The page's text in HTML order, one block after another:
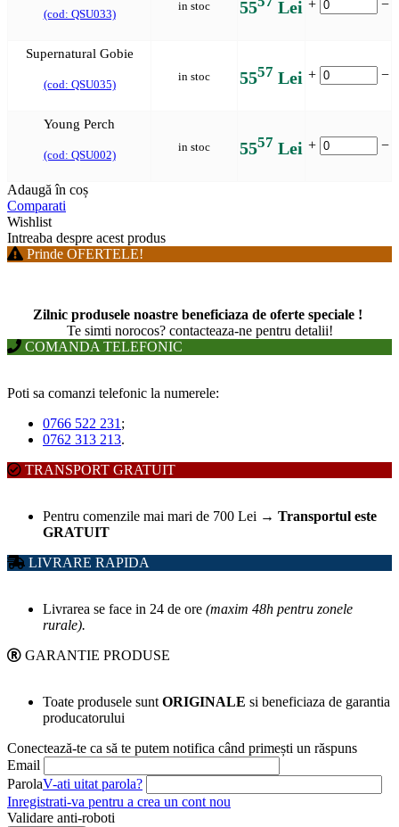
(cod: QSU033)
in stoc 55 Lei + −
Supernatural Gobie
(cod: QSU035)
in stoc 5557 Lei + −
Young Perch
(cod: QSU002)
in stoc 5557 Lei + −
Adaugă în coș
Comparati
Wishlist
Intreaba despre acest produs
Prinde OFERTELE!
Zilnic produsele noastre beneficiaza de oferte speciale !
Te simti norocos? contacteaza-ne pentru detalii!
COMANDA TELEFONIC
Poti sa comanzi telefonic la numerele:
0766 522 231 ;
0762 313 213.
TRANSPORT GRATUIT
Pentru comenzile mai mari de 700 Lei → Transportul este
GRATUIT
LIVRARE RAPIDA
Livrarea se face in 24 de ore (maxim 48h pentru zonele
rurale).
GARANTIE PRODUSE
Toate produsele sunt ORIGINALE si beneficiaza de garantia
producatorului
Conectează-te ca să te putem notifica când primești un răspuns
Email
ParolaV-ati uitat parola?
Inregistrati-va pentru a crea un cont nou
Validare anti-roboti